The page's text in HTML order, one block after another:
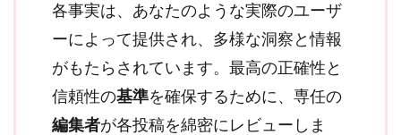
各事実は、あなたのような実際のユーザ
ーによって提供され、多様な洞察と情報
がもたらされています。最高の正確性と
信頼性の基準を確保するために、専任の
編集者が各投稿を綿密にレビューしま